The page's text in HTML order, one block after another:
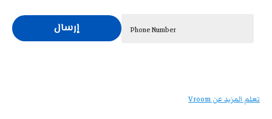
Phone Number إرسال
تعلم المزيد عن Vroom